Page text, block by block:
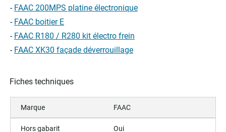
- FAAC 200MPS platine électronique
- FAAC boitier E
- FAAC R180 / R280 kit électro frein
- FAAC XK30 façade déverrouillage
Fiches techniques
Marque FAAC
Hors gabarit Oui